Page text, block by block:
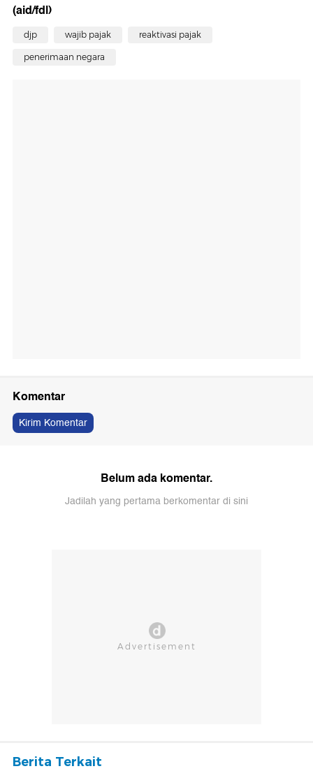
(aid/fdl)
djp wajib pajak reaktivasi pajak
penerimaan negara
Komentar
Kirim Komentar
Belum ada komentar.
Jadilah yang pertama berkomentar di sini
Berita Terkait